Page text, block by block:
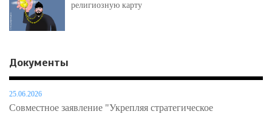
религиозную карту
Документы
25.06.2026
Совместное заявление "Укрепляя стратегическое